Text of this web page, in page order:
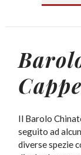
Il Barolo
seguito ad
diverse spezie